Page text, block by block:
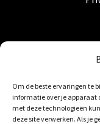
Om de beste ervaringen te
informatie over je apparaat
met deze technologieën
deze site verwerken. Als je